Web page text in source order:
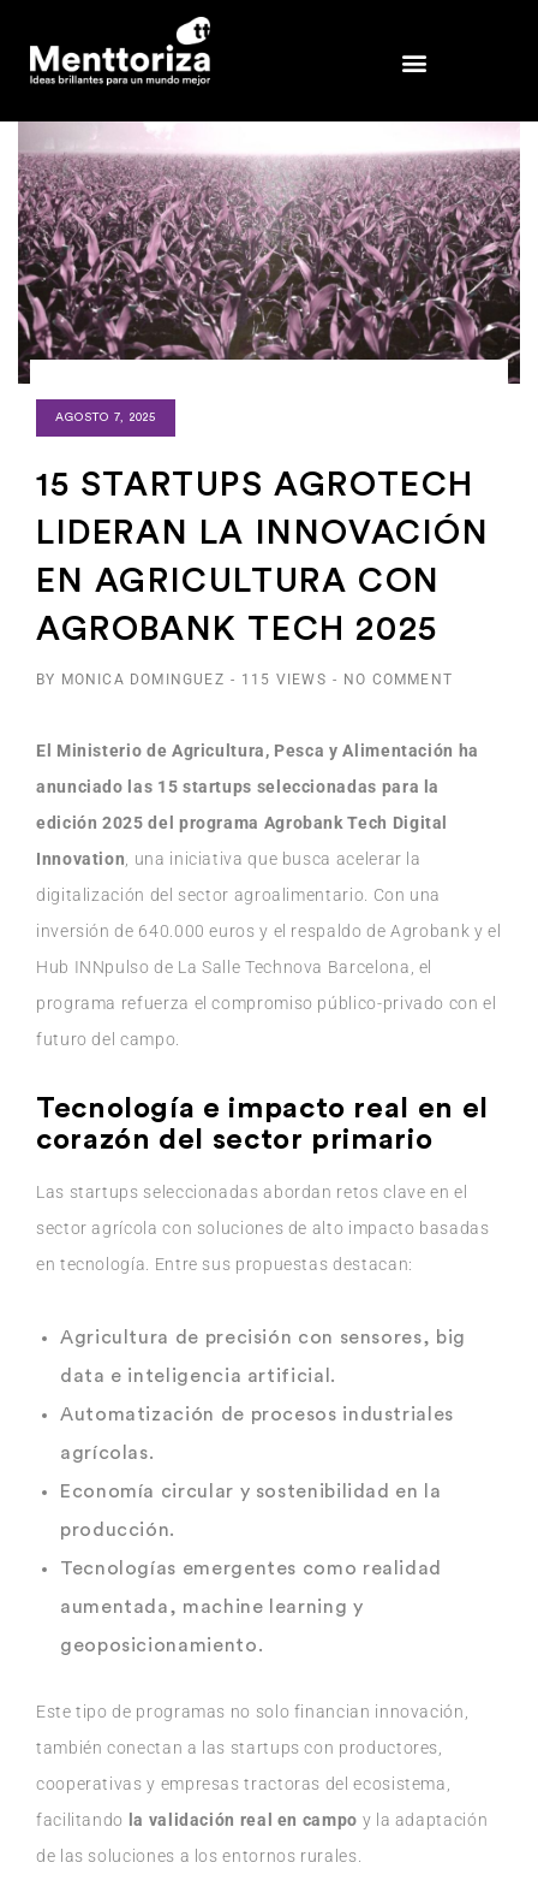
AGOSTO 7, 2025
15 STARTUPS AGROTECH
LIDERAN LA INNOVACIÓN
EN AGRICULTURA CON
AGROBANK TECH 2025
BY MONICA DOMINGUEZ - 115 VIEWS - NO COMMENT
El Ministerio de Agricultura, Pesca y Alimentación ha
anunciado las 15 startups seleccionadas para la
edición 2025 del programa Agrobank Tech Digital
Innovation , una iniciativa que busca acelerar la
digitalización del sector agroalimentario. Con una
inversión de 640.000 euros y el respaldo de Agrobank y el
Hub INNpulso de La Salle Technova Barcelona, el
programa refuerza el compromiso público-privado con el
futuro del campo.
Tecnología e impacto real en el
corazón del sector primario
Las startups seleccionadas abordan retos clave en el
sector agrícola con soluciones de alto impacto basadas
en tecnología. Entre sus propuestas destacan:
Agricultura de precisión con sensores, big
data e inteligencia artificial.
Automatización de procesos industriales
agrícolas.
Economía circular y sostenibilidad en la
producción.
Tecnologías emergentes como realidad
aumentada, machine learning y
geoposicionamiento.
Este tipo de programas no solo financian innovación,
también conectan a las startups con productores,
cooperativas y empresas tractoras del ecosistema,
facilitando
la validación real en campo y la adaptación
de las soluciones a los entornos rurales.